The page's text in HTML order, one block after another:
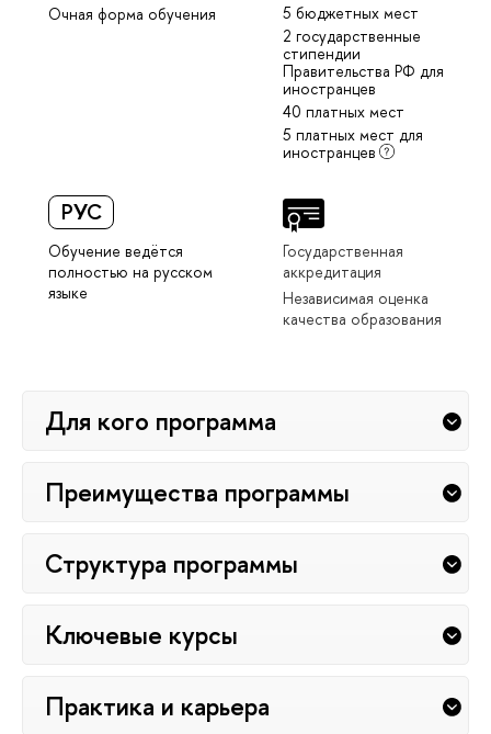
Очная форма обучения
5 бюджетных мест
2 государственные
стипендии
Правительства РФ для
иностранцев
40 платных мест
5 платных мест для
иностранцев
РУС
Обучение ведётся
полностью на русском
языке
Государственная
аккредитация
Независимая оценка
качества образования
Для кого программа
Преимущества программы
Структура программы
Ключевые курсы
Практика и карьера